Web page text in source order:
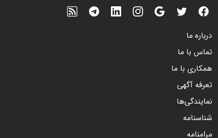
درباره ما
تماس با ما
همکاری با ما
تعرفه آگهی
نمایندگی‌ها
شناسنامه
مرامنامه